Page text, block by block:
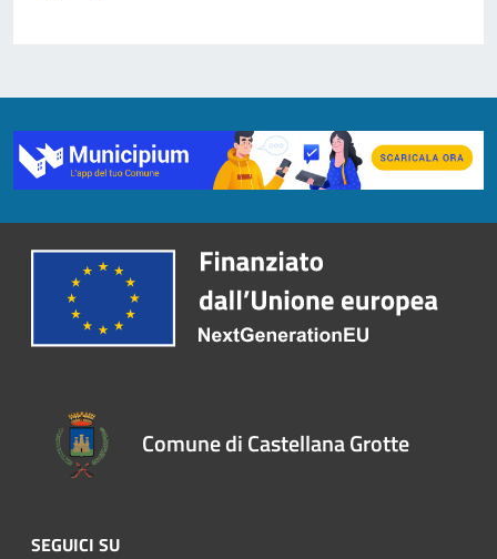
Comune di Castellana Grotte
SEGUICI SU